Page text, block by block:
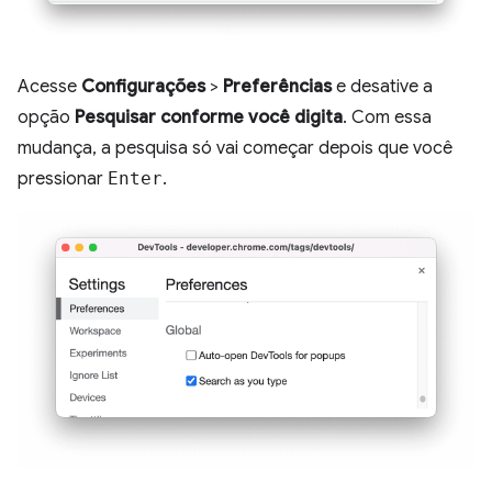
Acesse Configurações> Preferênciase desative a
opção Pesquisar conforme você digita. Com essa
mudança, a pesquisa só vai começar depois que você
pressionar Enter.